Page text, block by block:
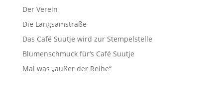
Der Verein
Die Langsamstraße
Das Café Suutje wird zur Stempelstelle
Blumenschmuck für‘s Café Suutje
Mal was „außer der Reihe“